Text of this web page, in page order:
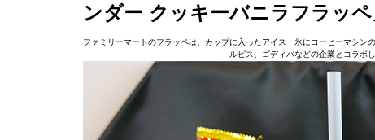
ンダー クッキーバニラフラッペ
ファミリーマートのフラッペは、カップに入ったアイス・氷にコーヒーマシ
ルピス、ゴディバなどの企業とコラボ